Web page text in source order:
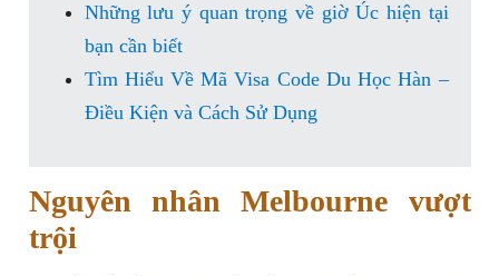
Những lưu ý quan trọng về giờ Úc hiện tại
bạn cần biết
Tìm Hiểu Về Mã Visa Code Du Học Hàn –
Điều Kiện và Cách Sử Dụng
Nguyên nhân Melbourne vượt
trội